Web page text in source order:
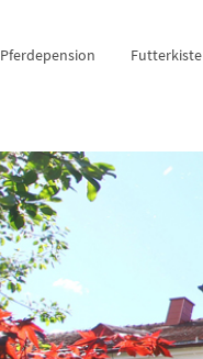
Pferdepension Futterkiste